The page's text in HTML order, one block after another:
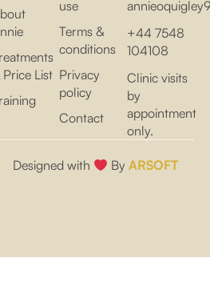
Price List
use
Terms &
conditions
Privacy
policy
Contact
+44 7548
104108
Clinic visits
by
appointment
only.
Designed with ByARSOFT